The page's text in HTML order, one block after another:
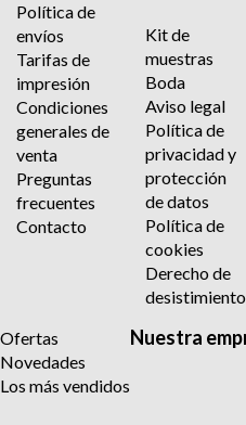
Política de
envíos
Tarifas de
impresión
Condiciones
generales de
venta
Preguntas
frecuentes
Contacto
Kit de
muestras
Boda
Aviso legal
Política de
privacidad y
protección
de datos
Política de
cookies
Derecho de
desistimiento
Ofertas
Novedades
Los más vendidos
Nuestra